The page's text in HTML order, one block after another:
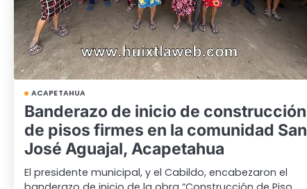
ACAPETAHUA
Banderazo de inicio de construcción
de pisos firmes en la comunidad San
José Aguajal, Acapetahua
El presidente municipal, y el Cabildo, encabezaron el